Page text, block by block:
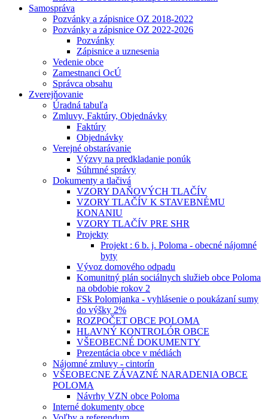
Samospráva
Pozvánky a zápisnice OZ 2018-2022
Pozvánky a zápisnice OZ 2022-2026
Pozvánky
Zápisnice a uznesenia
Vedenie obce
Zamestnanci OcÚ
Správca obsahu
Zverejňovanie
Úradná tabuľa
Zmluvy, Faktúry, Objednávky
Faktúry
Objednávky
Verejné obstarávanie
Výzvy na predkladanie ponúk
Súhrnné správy
Dokumenty a tlačivá
VZORY DAŇOVÝCH TLAČÍV
VZORY TLAČÍV K STAVEBNÉMU
KONANIU
VZORY TLAČÍV PRE SHR
Projekty
Projekt : 6 b. j. Poloma - obecné nájomné
byty
Vývoz domového odpadu
Komunitný plán sociálnych služieb obce Poloma
na obdobie rokov 2
FSk Polomjanka - vyhlásenie o poukázaní sumy
do výšky 2%
ROZPOČET OBCE POLOMA
HLAVNÝ KONTROLÓR OBCE
VŠEOBECNÉ DOKUMENTY
Prezentácia obce v médiách
Nájomné zmluvy - cintorín
VŠEOBECNE ZÁVAZNÉ NARADENIA OBCE
POLOMA
Návrhy VZN obce Poloma
Interné dokumenty obce